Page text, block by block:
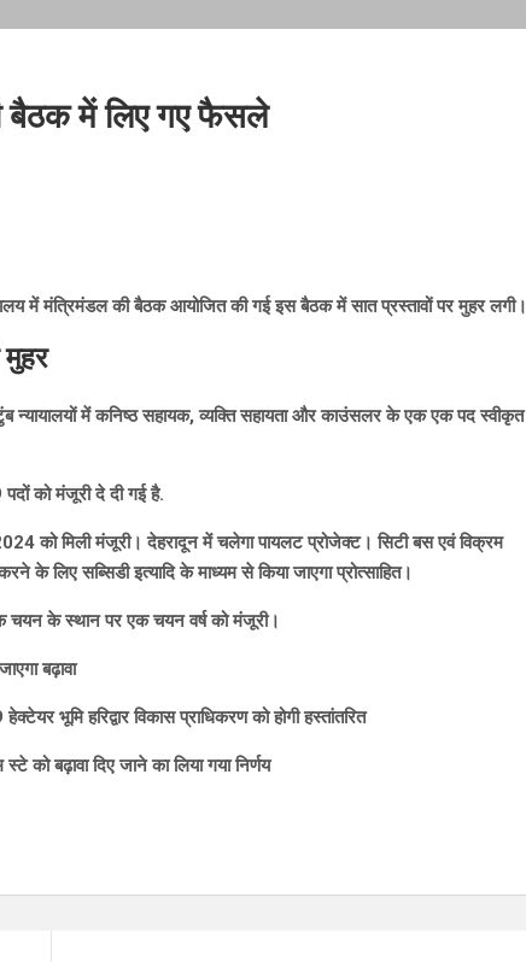
बैठक में लिए गए फैसले
में मंत्रिमंडल की बैठक आयोजित की गई इस बैठक में सात प्रस्तावों पर मुहर लगी।
न्यायालयों में कनिष्ठ सहायक, व्यक्ति सहायता और काउंसलर के एक एक पद स्वीकृत
पदों को मंजूरी दे दी गई है.
को मिली मंजूरी। देहरादून में चलेगा पायलट प्रोजेक्ट। सिटी बस एवं विक्रम
के लिए सब्सिडी इत्यादि के माध्यम से किया जाएगा प्रोत्साहित।
चयन के स्थान पर एक चयन वर्ष को मंजूरी।
बढ़ावा
भूमि हरिद्वार विकास प्राधिकरण को होगी हस्तांतरित
को बढ़ावा दिए जाने का लिया गया निर्णय